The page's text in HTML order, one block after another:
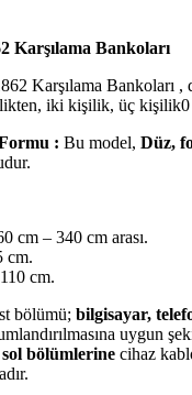
Karşılama Bankoları
Karşılama Bankoları ,
iki kişilik, üç kişilik0
: Bu model, Düz,
cm – 340 cm arası.
cm.
cm.
bölümü; bilgisayar,
uygun
sol bölümlerine cihaz